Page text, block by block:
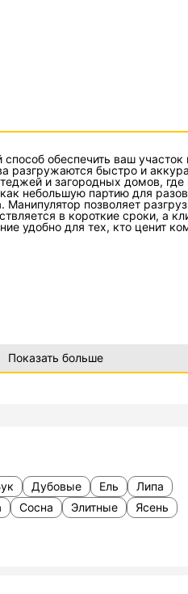
обеспечить ваш
разгружаются быстро и
и загородных домов,
небольшую партию для
Манипулятор позволяет
в короткие сроки, а
удобно для тех, кто ценит
Показать больше
Дубовые Ель
Липа
Сосна Элитные Ясень